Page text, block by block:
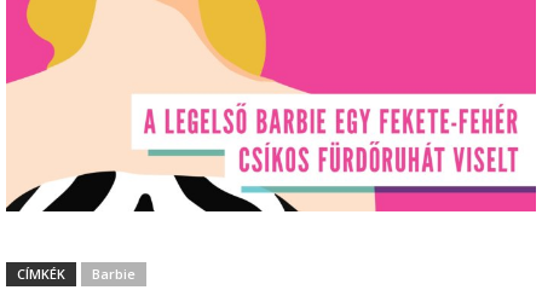
CÍMKÉK Barbie